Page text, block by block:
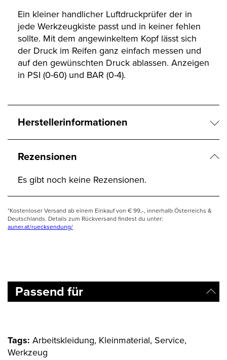
Ein kleiner handlicher Luftdruckprüfer der in
jede Werkzeugkiste passt und in keiner fehlen
sollte. Mit dem angewinkeltem Kopf lässt sich
der Druck im Reifen ganz einfach messen und
auf den gewünschten Druck ablassen. Anzeigen
in PSI (0-60) und BAR (0-4).
Herstellerinformationen
Rezensionen
Es gibt noch keine Rezensionen.
*Kostenloser Versand ab einem Einkauf von € 99,-, innerhalb Österreichs &
Deutschlands. Details zum Rückversand findest du unter:
auner.at/ruecksendung/
Passend für
Tags: Arbeitskleidung, Kleinmaterial, Service,
Werkzeug